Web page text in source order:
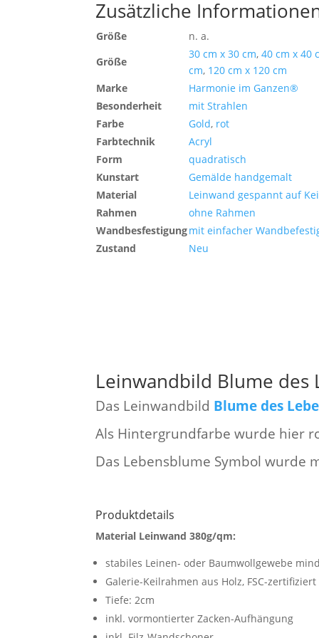
Zusätzliche
Größe
n. a.
Größe
30 cm x 30 cm,40 cm x 40
cm, 120 cm x 120 cm
Marke
Harmonie im Ganzen®
Besonderheit
mit Strahlen
Farbe
Gold, rot
Farbtechnik
Acryl
Form
quadratisch
Kunstart
Gemälde handgemalt
Material
Leinwand gespannt auf
Rahmen
ohne Rahmen
Wandbesfestigungmit einfacher
Zustand
Neu
Leinwandbild Blume des
Das Leinwandbild Blume des
Als Hintergrundfarbe wurde hier
Das Lebensblume Symbol wurde
Produktdetails
Material Leinwand 380g/qm:
stabiles Leinen- oder Baumwollgewebe
Galerie-Keilrahmen aus Holz, FSC-zertifiziert
Tiefe: 2cm
inkl. vormontierter Zacken-Aufhängung